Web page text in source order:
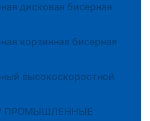
дисковая бисерная
корзинная бисерная
высокоскоростной
ПРОМЫШЛЕННЫЕ